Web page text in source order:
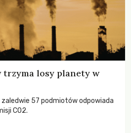
trzyma losy planety w
zaledwie 57 podmiotów odpowiada
CO2.